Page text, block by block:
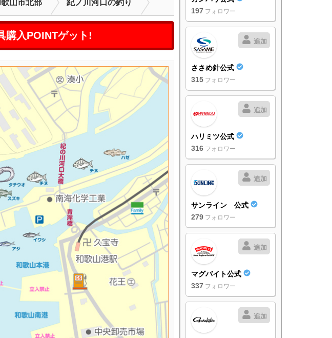
山市北部 紀ノ川河口の釣り
購入POINTゲット!
197 フォロワー
追加
ささめ針公式
315 フォロワー
追加
ハリミツ公式
316 フォロワー
追加
サンライン 公式
279 フォロワー
追加
マグバイト公式
337 フォロワー
追加